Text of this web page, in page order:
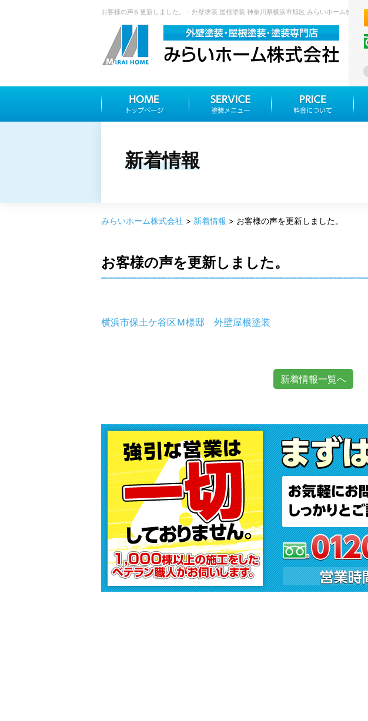
お客様の声を更新しました。 - 外壁塗装 屋根塗装 神奈川県横浜市旭区 みらいホーム株式会社
新着情報
みらいホーム株式会社 > 新着情報 > お客様の声を更新しました。
お客様の声を更新しました。
横浜市保土ケ谷区Ｍ様邸 外壁屋根塗装
新着情報一覧へ